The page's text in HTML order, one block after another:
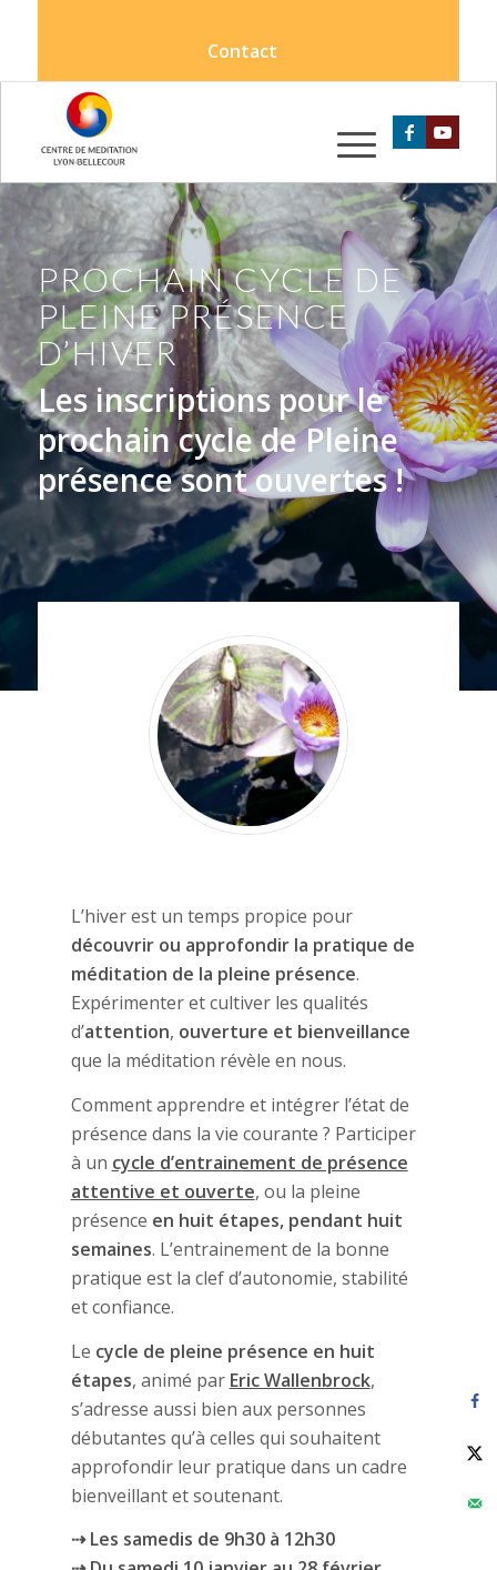
Contact
PROCHAIN CYCLE DE
PLEINE PRÉSENCE
D’HIVER
Les inscriptions pour le
prochain cycle de Pleine
présence sont ouvertes !
L’hiver est un temps propice pour
découvrir ou approfondir la pratique de
méditation de la pleine présence.
Expérimenter et cultiver les qualités
d’attention, ouverture et bienveillance
que la méditation révèle en nous.
Comment apprendre et intégrer l’état de
présence dans la vie courante ? Participer
à un cycle d’entrainement de présence
attentive et ouverte, ou la pleine
présence en huit étapes, pendant huit
semaines. L’entrainement de la bonne
pratique est la clef d’autonomie, stabilité
et confiance.
Le cycle de pleine présence en huit
étapes, animé par Eric Wallenbrock,
s’adresse aussi bien aux personnes
débutantes qu’à celles qui souhaitent
approfondir leur pratique dans un cadre
bienveillant et soutenant.
⇢ Les samedis de 9h30 à 12h30